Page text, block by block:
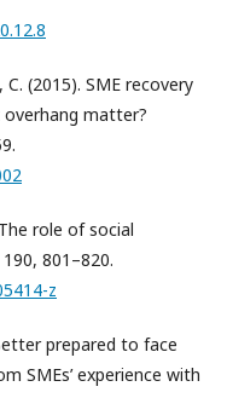
C. (2015). SME recovery
matter?
role of social
801–820.
z
prepared to face
SMEs’ experience with